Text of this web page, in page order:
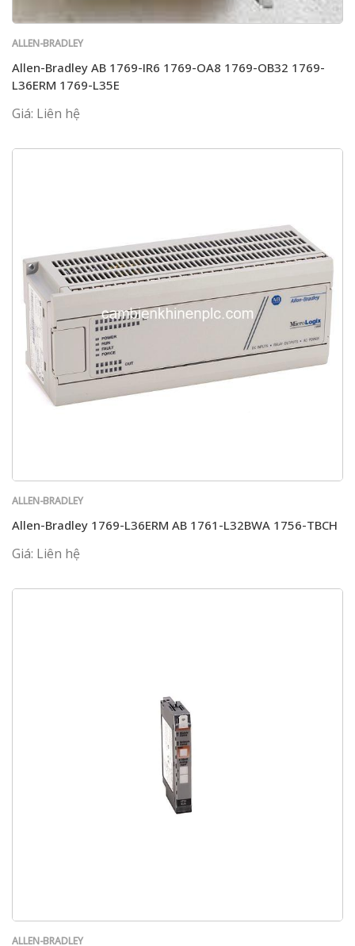
ALLEN-BRADLEY
Allen-Bradley AB 1769-IR6 1769-OA8 1769-OB32 1769-
L36ERM 1769-L35E
Giá: Liên hệ
ALLEN-BRADLEY
Allen-Bradley 1769-L36ERM AB 1761-L32BWA 1756-TBCH
Giá: Liên hệ
ALLEN-BRADLEY